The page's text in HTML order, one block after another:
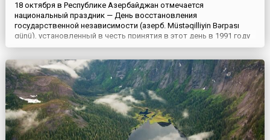
18 октября в Республике Азербайджан отмечается
национальный праздник — День восстановления
государственной независимости (азерб. Müstəqilliyin Bərpası
günü), установленный в честь принятия в этот день в 1991 году
Верховным Советом Республики Конституционного акта о
Изначально праздник назывался День государственной
независимости, но на пленар...